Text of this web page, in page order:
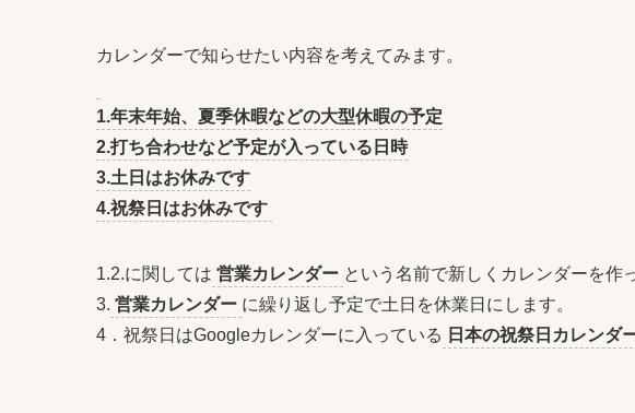
カレンダーで知らせたい内容を考えてみます。
1.年末年始、夏季休暇などの大型休暇の予定
2.打ち合わせなど予定が入っている日時
3.土日はお休みです
4.祝祭日はお休みです
1.2.に関しては 営業カレンダー という名前で新しくカレンダーを作
3. 営業カレンダー に繰り返し予定で土日を休業日にします。
4．祝祭日はGoogleカレンダーに入っている 日本の祝祭日カレンダ